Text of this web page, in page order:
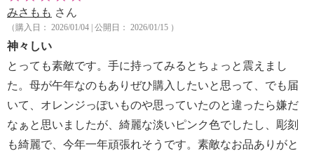
みさもも さん
（購入日： 2026/01/04 | 公開日： 2026/01/15 ）
神々しい
とっても素敵です。手に持ってみるとちょっと震えまし
た。母が午年なのもありぜひ購入したいと思って、でも届
いて、オレンジっぽいものや思っていたのと違ったら嫌だ
なぁと思いましたが、綺麗な淡いピンク色でしたし、彫刻
も綺麗で、今年一年頑張れそうです。素敵なお品ありがと